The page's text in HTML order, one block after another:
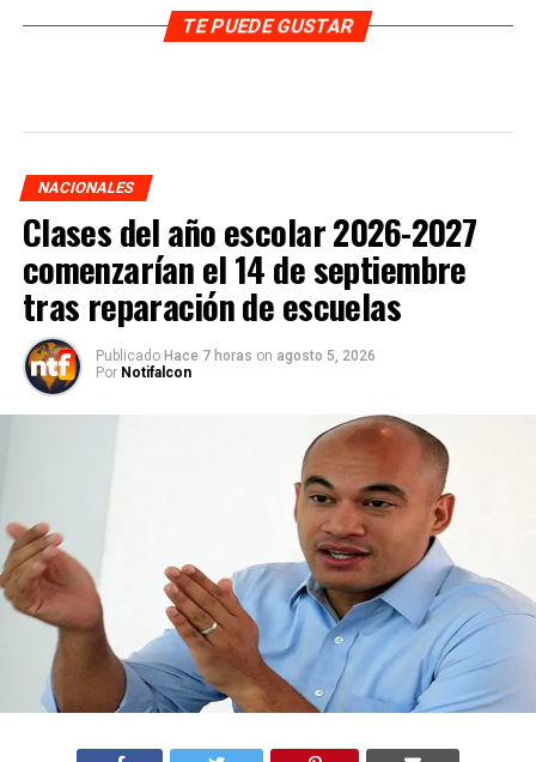
TE PUEDE GUSTAR
NACIONALES
Clases del año escolar 2026-2027
comenzarían el 14 de septiembre
tras reparación de escuelas
Publicado Hace 7 horas on agosto 5, 2026
Por Notifalcon